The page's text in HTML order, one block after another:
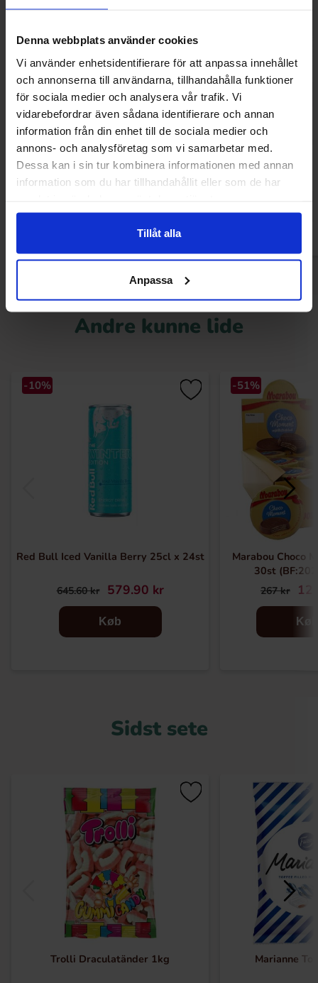
Denna webbplats använder cookies
Vi använder enhetsidentifierare för att anpassa innehållet
och annonserna till användarna, tillhandahålla funktioner
för sociala medier och analysera vår trafik. Vi
vidarebefordrar även sådana identifierare och annan
information från din enhet till de sociala medier och
annons- och analysföretag som vi samarbetar med.
Dessa kan i sin tur kombinera informationen med annan
information som du har tillhandahållit eller som de har
Tillåt alla
Anpassa
Roshen Bim Bom Fruktkarameller 1kg
79.90 kr
Dr Sour
Andre kunne lide
-10%
Red Bull Iced Vanilla Berry 25cl x 24st
645.60 kr 579.90 kr
Køb
-51%
Marabou Choco
30st
267 kr
Køb
Sidst sete
Trolli Draculatänder 1kg Marianne